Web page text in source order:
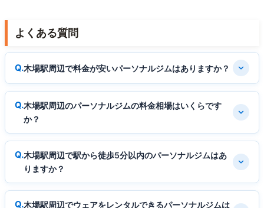
よくある質問
木場駅周辺で料金が安いパーソナルジムはありますか？
木場駅周辺のパーソナルジムの料金相場はいくらです
か？
木場駅周辺で駅から徒歩5分以内のパーソナルジムはあ
りますか？
木場駅周辺でウェアをレンタルできるパーソナルジムは